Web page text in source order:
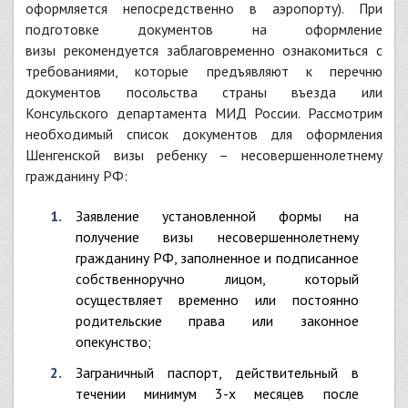
оформляется непосредственно в аэропорту). При
подготовке документов на оформление
визы рекомендуется заблаговременно ознакомиться с
требованиями, которые предъявляют к перечню
документов посольства страны въезда или
Консульского департамента МИД России. Рассмотрим
необходимый список документов для оформления
Шенгенской визы ребенку – несовершеннолетнему
гражданину РФ:
заявление установленной формы на
получение визы несовершеннолетнему
гражданину РФ, заполненное и подписанное
собственноручно лицом, который
осуществляет временно или постоянно
родительские права или законное
опекунство;
заграничный паспорт, действительный в
течении минимум 3-х месяцев после